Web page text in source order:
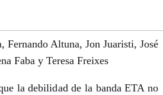
Fernando Altuna, Jon Juaristi, José
Faba y Teresa Freixes
la debilidad de la banda ETA no